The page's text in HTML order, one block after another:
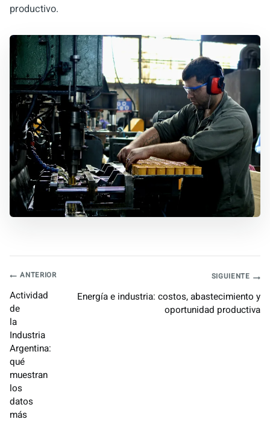
productivo.
Navegación
de
entradas
ANTERIOR
Actividad
de
la
Industria
Argentina:
qué
muestran
los
datos
más
SIGUIENTE
Energía e industria: costos, abastecimiento y
oportunidad productiva